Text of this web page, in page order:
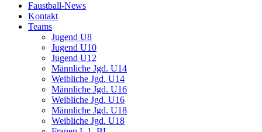
Faustball-News
Kontakt
Teams
Jugend U8
Jugend U10
Jugend U12
Männliche Jgd. U14
Weibliche Jgd. U14
Männliche Jgd. U16
Weibliche Jgd. U16
Männliche Jgd. U18
Weibliche Jgd. U18